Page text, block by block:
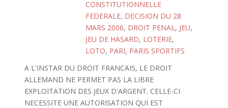
CONSTITUTIONNELLE
FEDERALE, DECISION DU 28
MARS 2006, DROIT PENAL, JEU,
JEU DE HASARD, LOTERIE,
LOTO, PARI, PARIS SPORTIFS
A L'INSTAR DU DROIT FRANCAIS, LE DROIT
ALLEMAND NE PERMET PAS LA LIBRE
EXPLOITATION DES JEUX D'ARGENT. CELLE-CI
NECESSITE UNE AUTORISATION QUI EST